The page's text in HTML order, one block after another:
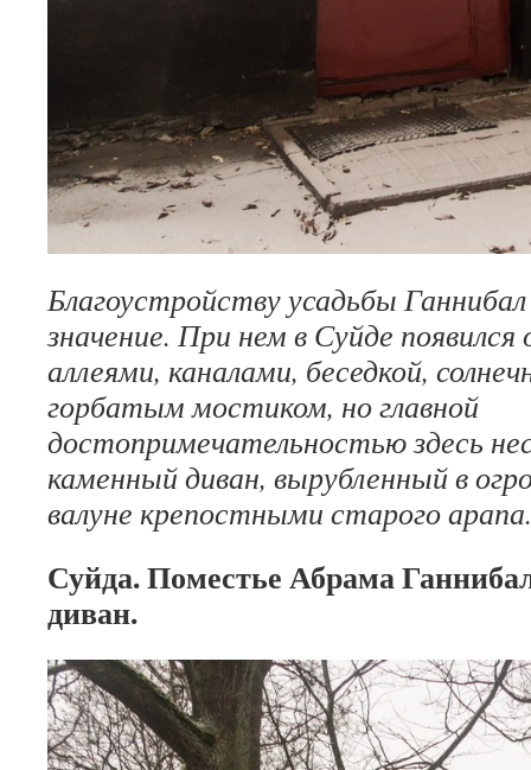
Благоустройству усадьбы
значение. При нем в Суйде
аллеями, каналами, беседкой,
горбатым мостиком, но главной
достопримечательностью здесь
каменный диван, вырубленный в
валуне крепостными старого арапа.
Суйда. Поместье Абрама
диван.